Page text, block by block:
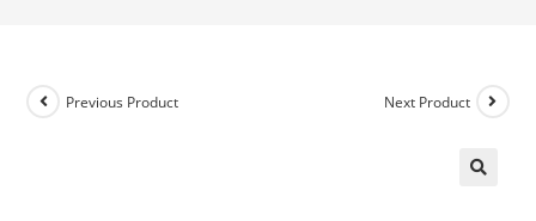
Previous Product Next Product